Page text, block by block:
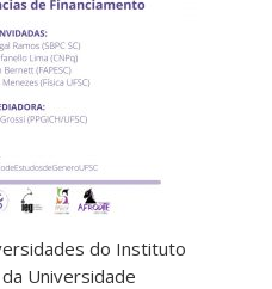
do Instituto
Universidade